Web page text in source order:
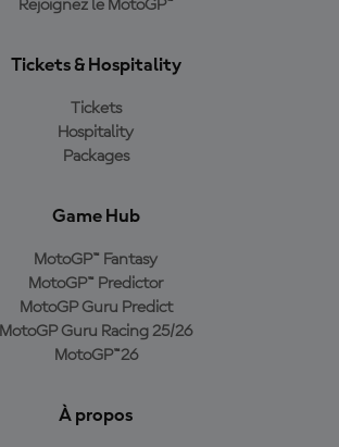
Rejoignez le MotoGP™
Tickets & Hospitality
Tickets
Hospitality
Packages
Game Hub
MotoGP™ Fantasy
MotoGP™ Predictor
MotoGP Guru Predict
MotoGP Guru Racing 25/26
MotoGP™26
À propos